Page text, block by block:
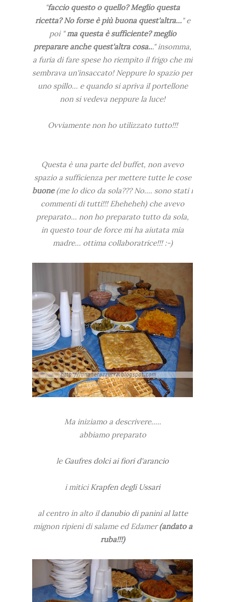
"faccio questo o quello? Meglio questa
ricetta? No forse è più buona quest'altra..." e
poi "ma questa è sufficiente? meglio
preparare anche quest'altra cosa..." insomma,
a furia di fare spese ho riempito il frigo che mi
sembrava un'insaccato! Neppure lo spazio per
uno spillo... e quando si apriva il portellone
non si vedeva neppure la luce!
Ovviamente non ho utilizzato tutto!!!
Questa è una parte del buffet, non avevo
spazio a sufficienza per mettere tutte le cose
buone(me lo dico da sola??? No.... sono stati i
commenti di tutti!!! Eheheheh) che avevo
preparato... non ho preparato tutto da sola,
in questo tour de force mi ha aiutata mia
madre... ottima collaboratrice!!! :-)
Ma iniziamo a descrivere.....
abbiamo preparato
le Gaufres dolci ai fiori d'arancio
i miticiKrapfen degli Ussari
al centro in alto ildanubio di panini al latte
mignon ripieni di salame ed Edamer(andato a
ruba!!!)